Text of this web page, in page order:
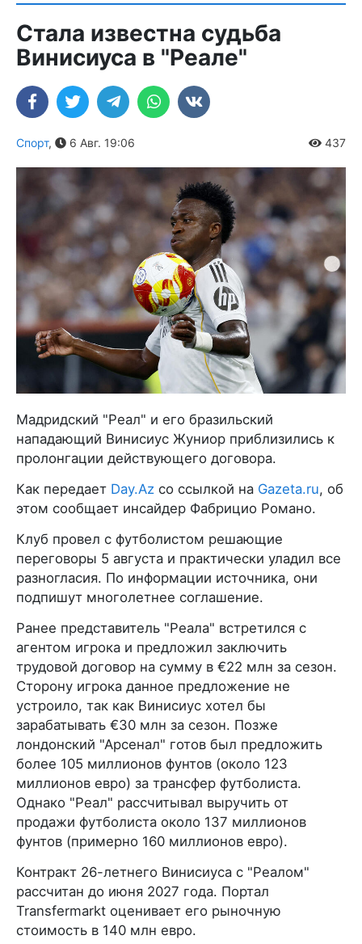
Стала известна судьба
Винисиуса в "Реале"
Спорт, 6 Авг. 19:06 437
Мадридский "Реал" и его бразильский
нападающий Винисиус Жуниор приблизились к
пролонгации действующего договора.
Как передает Day.Az со ссылкой на Gazeta.ru, об
этом сообщает инсайдер Фабрицио Романо.
Клуб провел с футболистом решающие
переговоры 5 августа и практически уладил все
разногласия. По информации источника, они
подпишут многолетнее соглашение.
Ранее представитель "Реала" встретился с
агентом игрока и предложил заключить
трудовой договор на сумму в €22 млн за сезон.
Сторону игрока данное предложение не
устроило, так как Винисиус хотел бы
зарабатывать €30 млн за сезон. Позже
лондонский "Арсенал" готов был предложить
более 105 миллионов фунтов (около 123
миллионов евро) за трансфер футболиста.
Однако "Реал" рассчитывал выручить от
продажи футболиста около 137 миллионов
фунтов (примерно 160 миллионов евро).
Контракт 26-летнего Винисиуса с "Реалом"
рассчитан до июня 2027 года. Портал
Transfermarkt оценивает его рыночную
стоимость в 140 млн евро.